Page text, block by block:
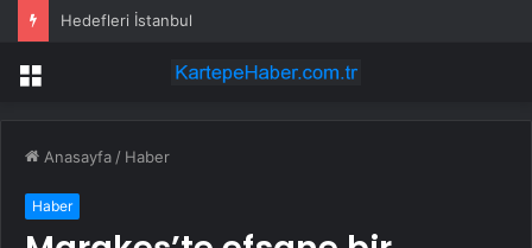
Hedefleri İstanbul
Menü
Anasayfa / Haber
Haber